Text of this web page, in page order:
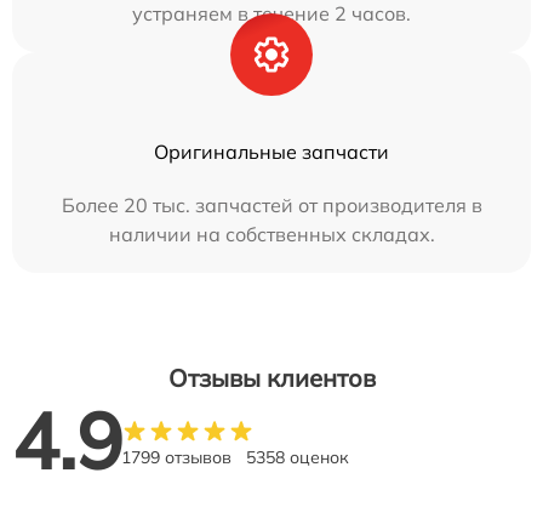
устраняем в течение 2 часов.
Оригинальные запчасти
Более 20 тыс. запчастей от производителя в
наличии на собственных складах.
Отзывы клиентов
4.91799 отзывов 5358 оценок